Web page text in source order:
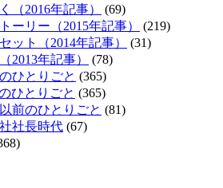
（2016年記事）
(69)
ーリー（2015年記事）
(219)
ット（2014年記事）
(31)
2013年記事）
(78)
ひとりごと (365)
ひとりごと (365)
前のひとりごと (81)
社長時代 (67)